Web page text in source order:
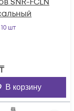
шт
В корзину